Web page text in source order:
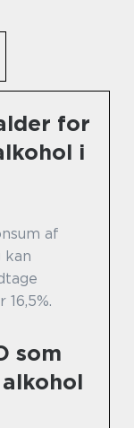
for
i
af
kan
som